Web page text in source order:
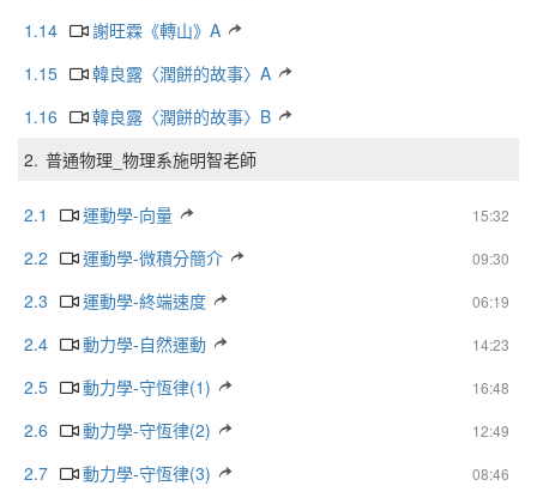
1.14
謝旺霖《轉山》A
1.15
韓良露〈潤餅的故事〉A
1.16
韓良露〈潤餅的故事〉B
2. 普通物理_物理系施明智老師
2.1 15:32
運動學-向量
2.2
09:30
運動學-微積分簡介
2.3
06:19
運動學-終端速度
2.4
14:23
動力學-自然運動
2.5
16:48
動力學-守恆律(1)
2.6
12:49
動力學-守恆律(2)
2.7
08:46
動力學-守恆律(3)